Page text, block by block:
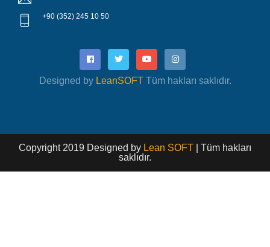
+90 (352) 245 10 50
Designed by LeanSOFTTüm hakları saklıdır.
Copyright 2019 Designed by Lean SOFT
| Tüm hakları
saklıdır.